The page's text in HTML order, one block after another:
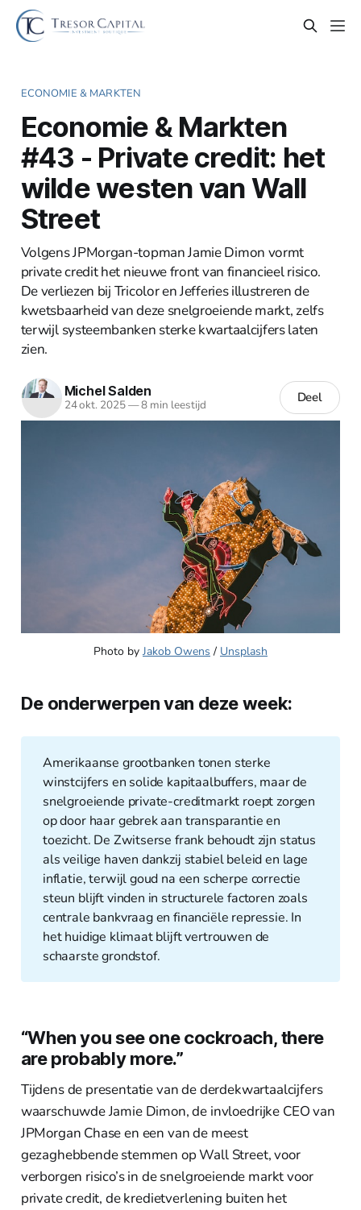
ECONOMIE & MARKTEN
Economie & Markten
#43 - Private credit: het
wilde westen van Wall
Street
Volgens JPMorgan-topman Jamie Dimon vormt
private credit het nieuwe front van financieel risico.
De verliezen bij Tricolor en Jefferies illustreren de
kwetsbaarheid van deze snelgroeiende markt, zelfs
terwijl systeembanken sterke kwartaalcijfers laten
zien.
Michel Salden
24 okt. 2025—8 min leestijd Deel
Photo by Jakob Owens / Unsplash
De onderwerpen van deze week:
Amerikaanse grootbanken tonen sterke
winstcijfers en solide kapitaalbuffers, maar de
snelgroeiende private-creditmarkt roept zorgen
op door haar gebrek aan transparantie en
toezicht. De Zwitserse frank behoudt zijn status
als veilige haven dankzij stabiel beleid en lage
inflatie, terwijl goud na een scherpe correctie
steun blijft vinden in structurele factoren zoals
centrale bankvraag en financiële repressie. In
het huidige klimaat blijft vertrouwen de
schaarste grondstof.
“When you see one cockroach, there
are probably more.”
Tijdens de presentatie van de derdekwartaalcijfers
waarschuwde Jamie Dimon, de invloedrijke CEO van
JPMorgan Chase en een van de meest
gezaghebbende stemmen op Wall Street, voor
verborgen risico’s in de snelgroeiende markt voor
private credit, de kredietverlening buiten het